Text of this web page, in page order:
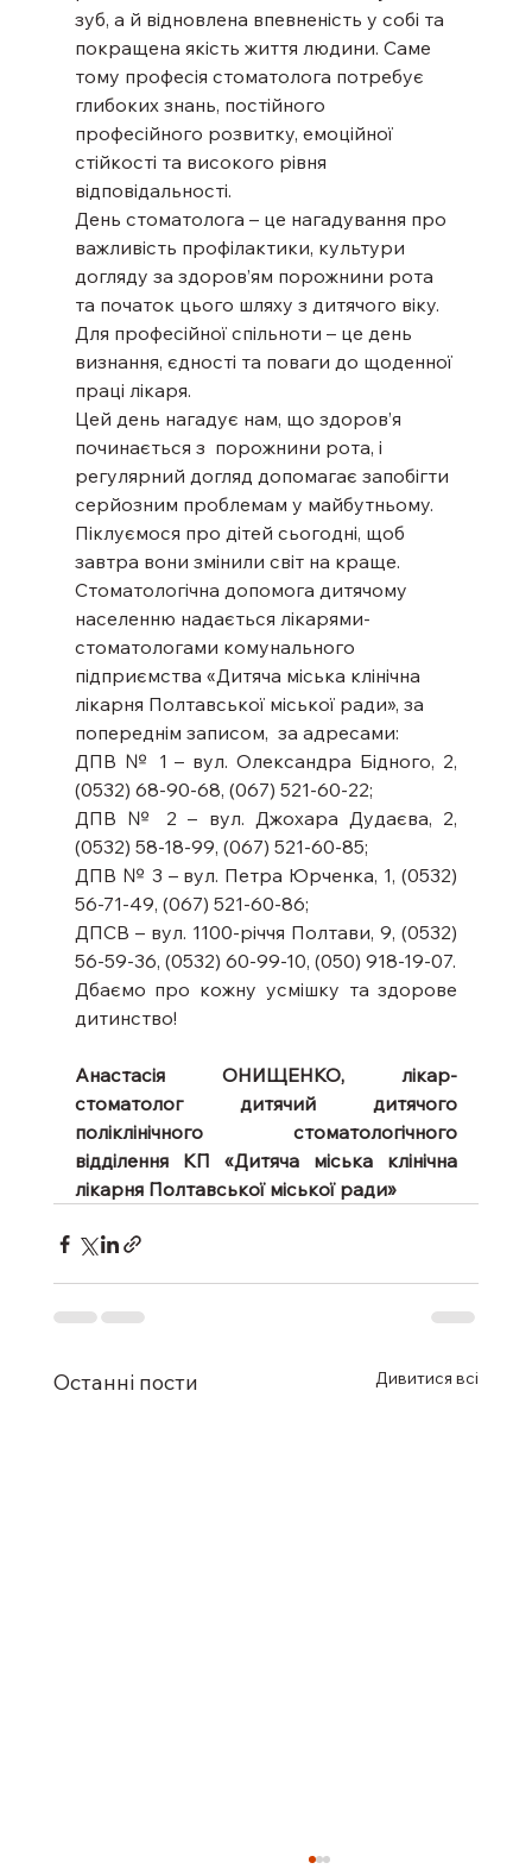
зуб, а й відновлена впевненість у собі та
покращена якість життя людини. Саме
тому професія стоматолога потребує
глибоких знань, постійного
професійного розвитку, емоційної
стійкості та високого рівня
відповідальності.
День стоматолога – це нагадування про
важливість профілактики, культури
догляду за здоров’ям порожнини рота
та початок цього шляху з дитячого віку.
Для професійної спільноти – це день
визнання, єдності та поваги до щоденної
праці лікаря.
Цей день нагадує нам, що здоров’я
починається з  порожнини рота, і
регулярний догляд допомагає запобігти
серйозним проблемам у майбутньому.
Піклуємося про дітей сьогодні, щоб
завтра вони змінили світ на краще.
Стоматологічна допомога дитячому
населенню надається лікарями-
стоматологами комунального
підприємства «Дитяча міська клінічна
лікарня Полтавської міської ради», за
попереднім записом,  за адресами:
ДПВ № 1 – вул. Олександра Бідного, 2,
(0532) 68-90-68, (067) 521-60-22;
ДПВ № 2 – вул. Джохара Дудаєва, 2,
(0532) 58-18-99, (067) 521-60-85;
ДПВ № 3 – вул. Петра Юрченка, 1, (0532)
56-71-49, (067) 521-60-86;
ДПСВ – вул. 1100-річчя Полтави, 9, (0532)
56-59-36, (0532) 60-99-10, (050) 918-19-07.
Дбаємо про кожну усмішку та здорове
дитинство!
Анастасія ОНИЩЕНКО, лікар-
стоматолог дитячий дитячого
поліклінічного стоматологічного
відділення КП «Дитяча міська клінічна
лікарня Полтавської міської ради»
Останні пости Дивитися всі